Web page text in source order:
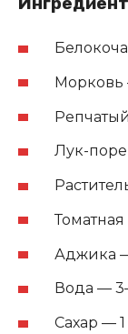
Морковь
Лук-
Томатная
Аджика —
Вода —
Сахар — 1